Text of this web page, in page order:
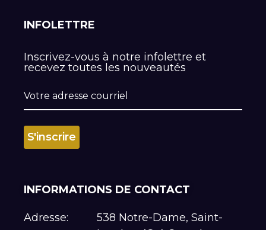
INFOLETTRE
Inscrivez-vous à notre infolettre et
recevez toutes les nouveautés
INFORMATIONS DE CONTACT
Adresse:
538 Notre-Dame, Saint-